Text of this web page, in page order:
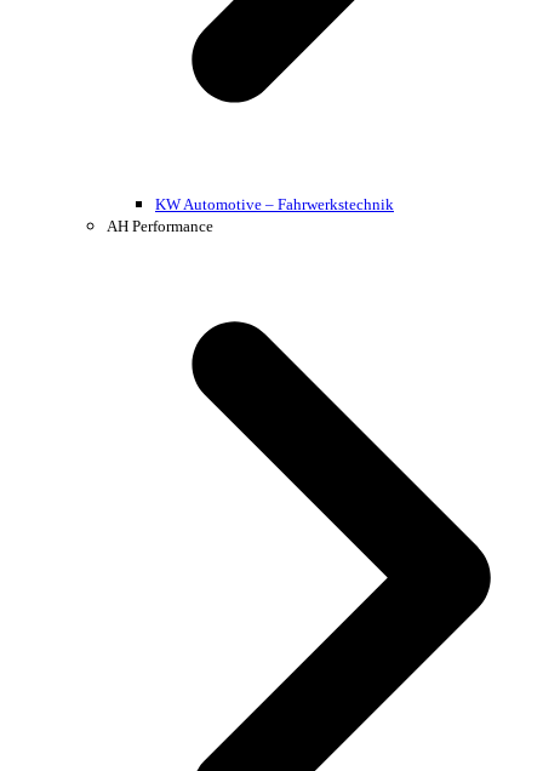
KW Automotive – Fahrwerkstechnik
AH Performance